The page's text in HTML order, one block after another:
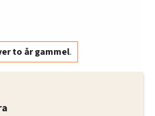
to år gammel.